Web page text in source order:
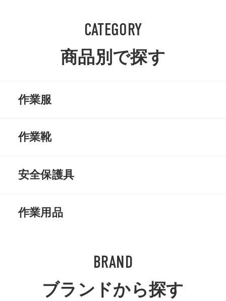
CATEGORY
商品別で探す
作業服
上着
ズボン
半袖シャツ
作業靴
安全靴
軽作業靴
中敷き
安全保護具
防塵マスク
安全帯 ヘルメット
作業用品
ベルト エプロン
BRAND
ブランドから探す